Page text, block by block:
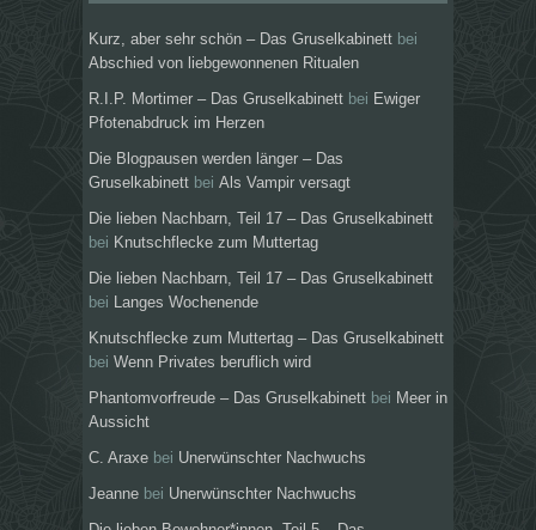
Kurz, aber sehr schön – Das Gruselkabinett bei
Abschied von liebgewonnenen Ritualen
R.I.P. Mortimer – Das Gruselkabinett bei Ewiger
Pfotenabdruck im Herzen
Die Blogpausen werden länger – Das
Gruselkabinett bei Als Vampir versagt
Die lieben Nachbarn, Teil 17 – Das Gruselkabinett
bei Knutschflecke zum Muttertag
Die lieben Nachbarn, Teil 17 – Das Gruselkabinett
bei
Langes Wochenende
Knutschflecke zum Muttertag – Das Gruselkabinett
bei Wenn Privates beruflich wird
Phantomvorfreude – Das Gruselkabinett bei Meer in
Aussicht
C. Araxe bei Unerwünschter Nachwuchs
Jeanne bei Unerwünschter Nachwuchs